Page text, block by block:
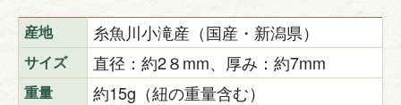
産地 糸魚川小滝産（国産・新潟県）
サイズ 直径：約2８mm、厚み：約7mm
重量 約15g（紐の重量含む）